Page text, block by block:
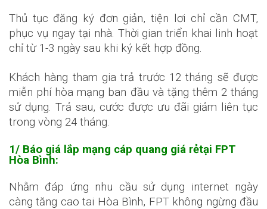
Thủ tục đăng ký đơn giản, tiện lơi chỉ cần CMT,
phục vụ ngay tại nhà. Thời gian triển khai linh hoạt
chỉ từ 1-3 ngày sau khi ký kết hợp đồng.
Khách hàng tham gia trả trước 12 tháng sẽ được
miễn phí hòa mạng ban đầu và tặng thêm 2 tháng
sử dụng. Trả sau, cước được ưu đãi giảm liên tục
trong vòng 24 tháng.
1/ Báo giá lắp mạng cáp quang giá rẻtại FPT
Hòa Bình:
Nhằm đáp ứng nhu cầu sử dụng internet ngày
càng tăng cao tai Hòa Bình, FPT không ngừng đầu